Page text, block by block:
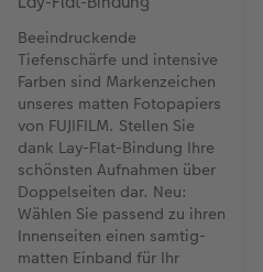
Beeindruckende
Tiefenschärfe und intensive
Farben sind Markenzeichen
unseres matten Fotopapiers
von FUJIFILM. Stellen Sie
dank Lay-Flat-Bindung Ihre
schönsten Aufnahmen über
Doppelseiten dar. Neu:
Wählen Sie passend zu ihren
Innenseiten einen samtig-
matten Einband für Ihr